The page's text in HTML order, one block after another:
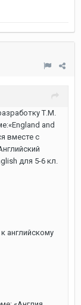
Т.М.
and
вместе с
для 5-6 кл.
английскому